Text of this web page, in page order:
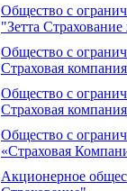
Общество с
"Зетта
Общество с
Страховая
Общество с
Страховая
Общество с
«Страховая
Акционерное